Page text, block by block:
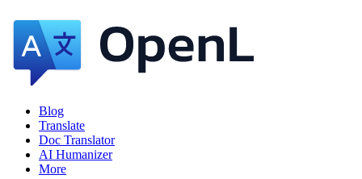
Blog
Translate
Doc Translator
AI Humanizer
More